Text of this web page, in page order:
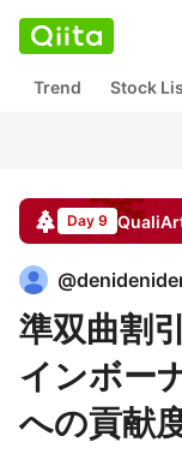
Trend Stock
Day 9
@
準双曲割
インボー
への貢献